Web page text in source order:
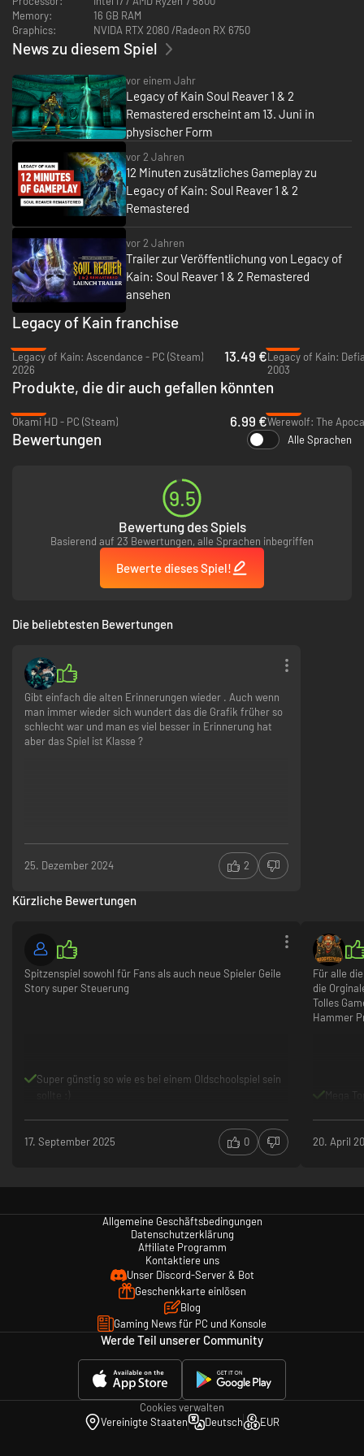
Memory:
16 GB RAM
Graphics:
NVIDA RTX 2080 /Radeon RX 6750
News zu diesem Spiel
vor einem Jahr
Legacy of Kain Soul Reaver 1 & 2
Remastered erscheint am 13. Juni in
physischer Form
vor 2 Jahren
12 Minuten zusätzliches Gameplay zu
Legacy of Kain: Soul Reaver 1 & 2
Remastered
vor 2 Jahren
Trailer zur Veröffentlichung von Legacy of
Kain: Soul Reaver 1 & 2 Remastered
ansehen
Legacy of Kain franchise
Legacy of Kain: Ascendance - PC (Steam)
2026
13.49 €Legacy of Kain:
2003
Produkte, die dir auch gefallen könnten
Okami HD - PC (Steam)
6.99 €
Bewertungen Alle Sprachen
9.5
Bewertung des Spiels
Basierend auf 23 Bewertungen, alle Sprachen inbegriffen
Bewerte dieses Spiel!
Die beliebtesten Bewertungen
Gibt einfach die alten Erinnerungen wieder . Auch wenn
man immer wieder sich wundert das die Grafik früher so
schlecht war und man es viel besser in Erinnerung hat
aber das Spiel ist Klasse ?
25. Dezember 2024 2
Kürzliche Bewertungen
Spitzenspiel sowohl für Fans als auch neue Spieler Geile
Story super Steuerung
Super günstig so wie es bei einem Oldschoolspiel sein
17. September 2025 0
Für alle
die
Tolles
Hammer
Mega
20. April
Allgemeine Geschäftsbedingungen
Datenschutzerklärung
Affiliate Programm
Kontaktiere uns
Unser Discord-Server & Bot
Geschenkkarte einlösen
Blog
Gaming News für PC und Konsole
Werde Teil unserer Community
Cookies verwalten
Vereinigte Staaten
Deutsch EUR